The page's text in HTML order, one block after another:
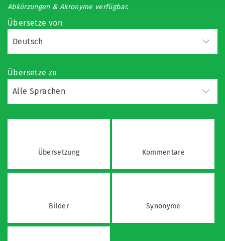
Abkürzungen & Akronyme verfügbar.
Übersetze von
Übersetze zu
Übersetzung Kommentare
Bilder Synonyme